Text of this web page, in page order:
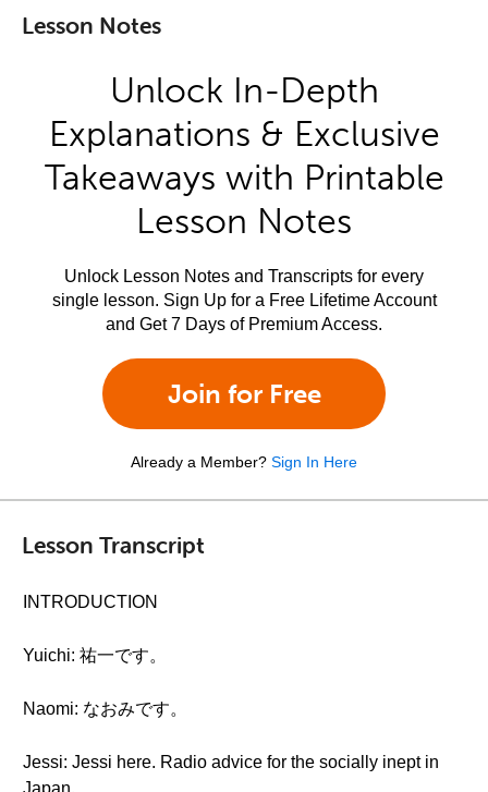
Lesson Notes
Unlock In-Depth
Explanations & Exclusive
Takeaways with Printable
Lesson Notes
Unlock Lesson Notes and Transcripts for every
single lesson. Sign Up for a Free Lifetime Account
and Get 7 Days of Premium Access.
Join for Free
Already a Member? Sign In Here
Lesson Transcript
INTRODUCTION
Yuichi: 祐一です。
Naomi: なおみです。
Jessi: Jessi here. Radio advice for the socially inept in
Japan.